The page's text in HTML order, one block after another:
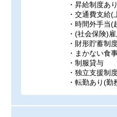
・昇給制度あ
・交通費支給
・時間外手当(
・(社会保険)
・財形貯蓄制
・まかない食
・制服貸与
・独立支援制
・転勤あり(